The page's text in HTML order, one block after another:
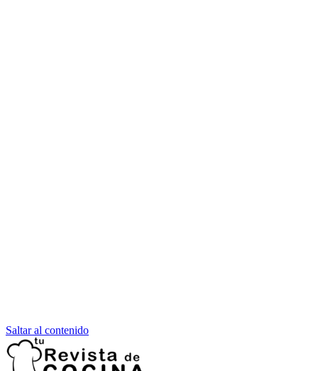
Saltar al contenido